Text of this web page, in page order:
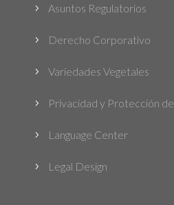
5 Asuntos Regulatorios
5 Derecho Corporativo
5 Variedades Vegetales
5 Privacidad y Protección
5 Language Center
5 Legal Design